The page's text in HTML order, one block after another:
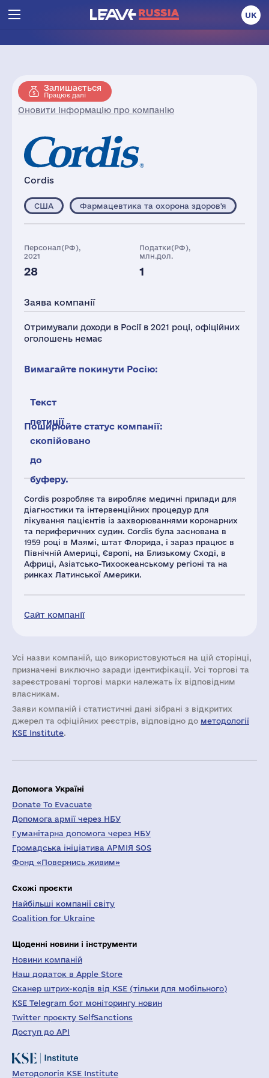
UK
Залишається
Працює далі
Оновити інформацію про компанію
Cordis
Cordis розробляє та виробляє медичні прилади для
діагностики та інтервенційних процедур для
лікування пацієнтів із захворюваннями коронарних
та периферичних судин. Cordis була заснована в
1959 році в Маямі, штат Флорида, і зараз працює в
Північній Америці, Європі, на Близькому Сході, в
Африці, Азіатсько-Тихоокеанському регіоні та на
ринках Латинської Америки.
Сайт компанії
США Фармацевтика та охорона здоров'я
Персонал(РФ),
2021
28
Податки(РФ),
млн.дол.
1
Заява компанії
Отримували доходи в Росії в 2021 році, офіційних
оголошень немає
Вимагайте покинути Росію:
Текст
петиції
скопійовано
до
буферу.
Поширюйте статус компанії:
Усі назви компаній, що використовуються на цій сторінці,
призначені виключно заради ідентифікації. Усі торгові та
зареєстровані торгові марки належать їх відповідним
власникам.
Заяви компаній i статистичні дані зібрані з відкритих
джерел та офіційних реєстрів, відповідно до методології
KSE Institute.
Допомога Україні
Donate To Evacuate
Допомога армії через НБУ
Гуманітарна допомога через НБУ
Громадська ініціатива АРМІЯ SOS
Фонд «Повернись живим»
Схожі проєкти
Найбільші компанії світу
Coalition for Ukraine
Щоденні новини і інструменти
Новини компаній
Наш додаток в Apple Store
Сканер штрих-кодів від KSE (тільки для мобільного)
KSE Telegram бот моніторингу новин
Twitter проєкту SelfSanctions
Доступ до API
Методологія KSE Institute